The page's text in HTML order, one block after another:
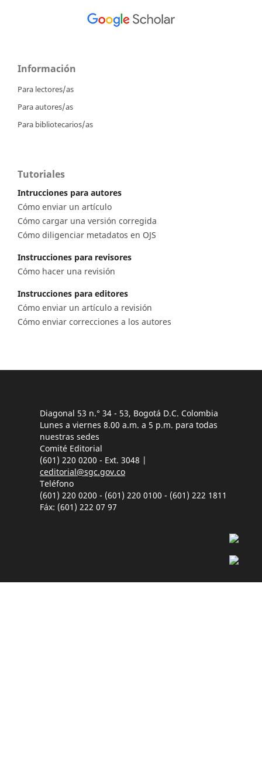
Información
Para lectores/as
Para autores/as
Para bibliotecarios/as
Tutoriales
Intrucciones para autores
Cómo enviar un artículo
Cómo cargar una versión corregida
Cómo diligenciar metadatos en OJS
Instrucciones para revisores
Cómo hacer una revisión
Instrucciones para editores
Cómo enviar un artículo a revisión
Cómo enviar correcciones a los autores
Diagonal 53 n.° 34 - 53, Bogotá D.C. Colombia
Lunes a viernes 8.00 a.m. a 5 p.m. para todas
nuestras sedes
Comité Editorial
(601) 220 0200 - Ext. 3048 |
ceditorial@sgc.gov.co
Teléfono
(601) 220 0200 - (601) 220 0100 - (601) 222 1811
Fáx: (601) 222 07 97